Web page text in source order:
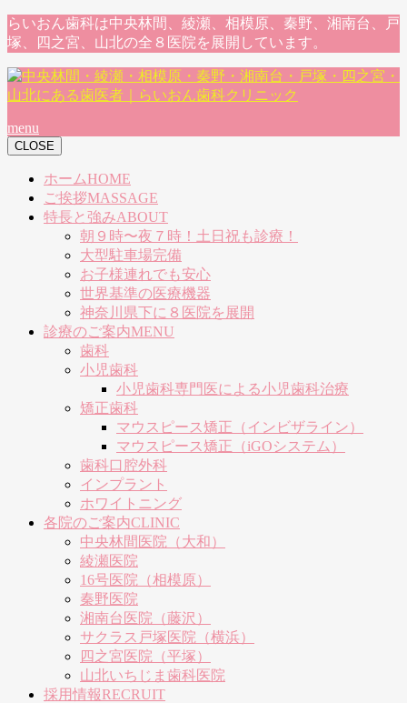
らいおん歯科は中央林間、綾瀬、相模原、秦野、湘南台、戸
塚、四之宮、山北の全８医院を展開しています。
menu
CLOSE
ホームHOME
ご挨拶MASSAGE
特長と強みABOUT
朝９時〜夜７時！土日祝も診療！
大型駐車場完備
お子様連れでも安心
世界基準の医療機器
神奈川県下に８医院を展開
診療のご案内MENU
歯科
小児歯科
小児歯科専門医による小児歯科治療
矯正歯科
マウスピース矯正（インビザライン）
マウスピース矯正（iGOシステム）
歯科口腔外科
インプラント
ホワイトニング
各院のご案内CLINIC
中央林間医院（大和）
綾瀬医院
16号医院（相模原）
秦野医院
湘南台医院（藤沢）
サクラス戸塚医院（横浜）
四之宮医院（平塚）
山北いちじま歯科医院
採用情報RECRUIT